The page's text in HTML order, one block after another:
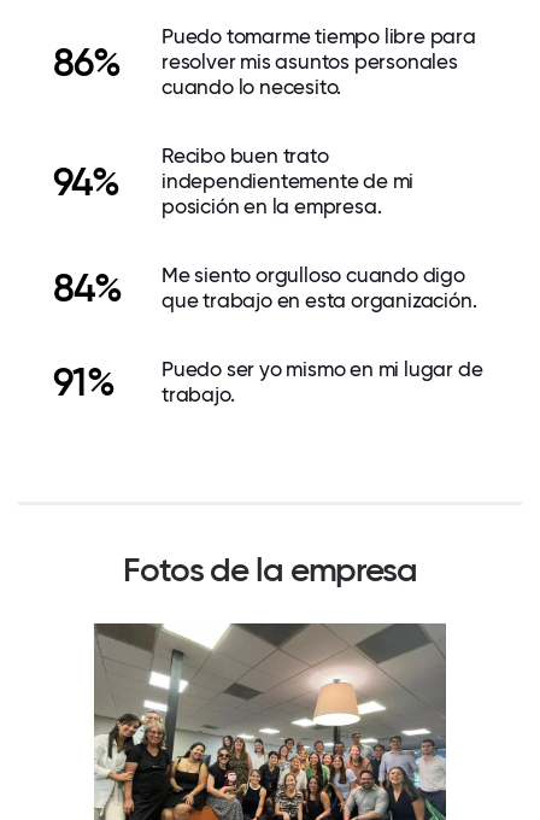
86%
Puedo tomarme tiempo libre para
resolver mis asuntos personales
cuando lo necesito.
94%
Recibo buen trato
independientemente de mi
posición en la empresa.
84%
Me siento orgulloso cuando digo
que trabajo en esta organización.
91%
Puedo ser yo mismo en mi lugar de
trabajo.
Fotos de la empresa